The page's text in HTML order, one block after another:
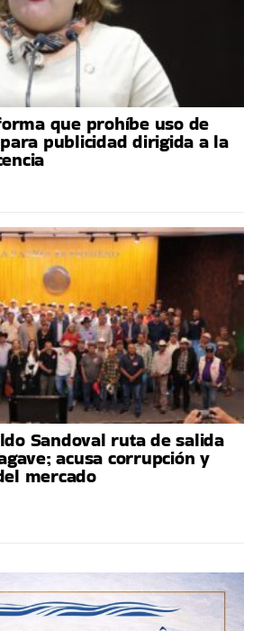
que prohíbe uso de
publicidad dirigida a la
Sandoval ruta de salida
acusa corrupción y
mercado